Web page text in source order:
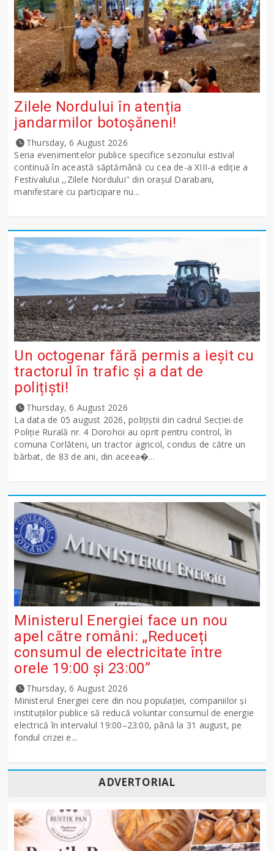
Zilele Nordului în atenția
jandarmilor botoșăneni!
Thursday, 6 August 2026
Seria evenimentelor publice specifice sezonului estival
continuă în această săptămână cu cea de-a XIII-a ediție a
Festivalului ,,Zilele Nordului" din orașul Darabani,
manifestare cu participare nu...
Un octogenar fără permis a ieșit cu
tractorul în trafic și a dat de
polițiști!
Thursday, 6 August 2026
La data de 05 august 2026, polițiștii din cadrul Secției de
Poliție Rurală nr. 4 Dorohoi au oprit pentru control, în
comuna Corlăteni, un tractor agricol, condus de către un
bărbat, de 83 de ani, din aceea�...
Ministerul Energiei face un nou
apel către români: „Reduceți
consumul de electricitate între
orele 19:00 și 23:00”
Thursday, 6 August 2026
Ministerul Energiei cere din nou populației, companiilor și
instituțiilor publice să reducă voluntar consumul de energie
electrică în intervalul 19:00–23:00, până la 31 august, pe
fondul crizei e...
ADVERTORIAL